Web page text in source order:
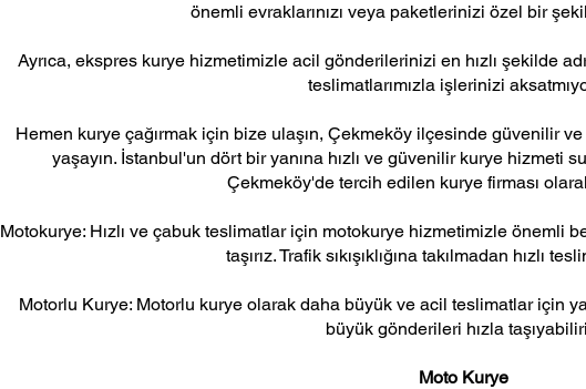
önemli evraklarınızı veya paketlerinizi özel bir
Ayrıca, ekspres kurye hizmetimizle acil gönderilerinizi en hızlı şekilde
teslimatlarımızla işlerinizi
Hemen kurye çağırmak için bize ulaşın, Çekmeköy ilçesinde güvenilir
yaşayın. İstanbul'un dört bir yanına hızlı ve güvenilir kurye hizmeti
Çekmeköy'de tercih edilen kurye firması
Motokurye: Hızlı ve çabuk teslimatlar için motokurye hizmetimizle önemli
taşırız. Trafik sıkışıklığına takılmadan hızlı
Motorlu Kurye: Motorlu kurye olarak daha büyük ve acil teslimatlar için
büyük gönderileri hızla
Moto Kurye